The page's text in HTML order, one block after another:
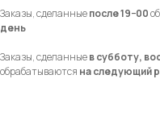
Заказы, сделанныепосле 19−00
день
Заказы, сделанныев субботу,
обрабатываются на следующий